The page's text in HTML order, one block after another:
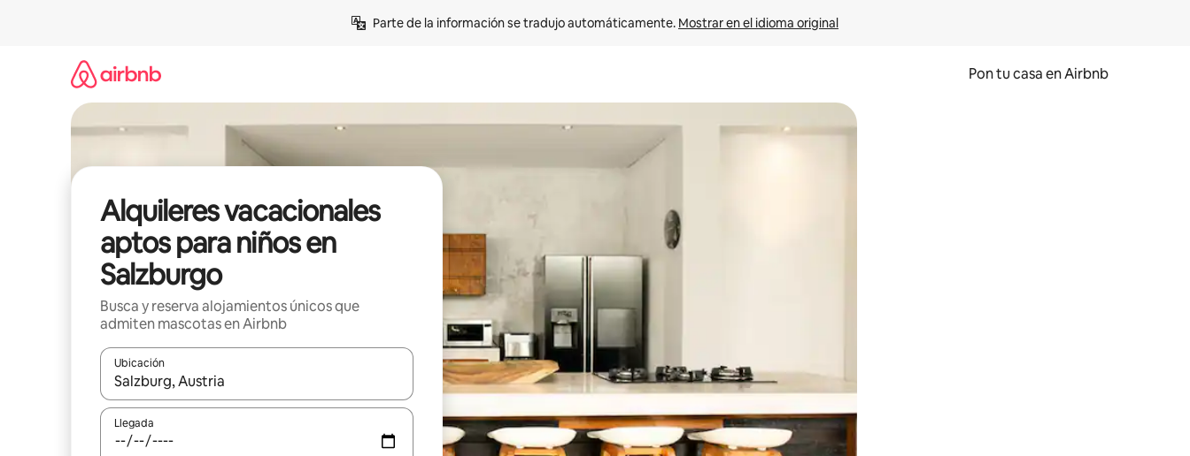
Parte de la información se tradujo automáticamente. Mostrar en el idioma original
Pon tu casa en Airbnb
Alquileres vacacionales
aptos para niños en
Salzburgo
Busca y reserva alojamientos únicos que
admiten mascotas en Airbnb
Ubicación
Cuando los resultados estén disponibles, navega con las teclas de flecha hacia arriba y hacia abajo o explora con el tacto o desliza el dedo.
Llegada